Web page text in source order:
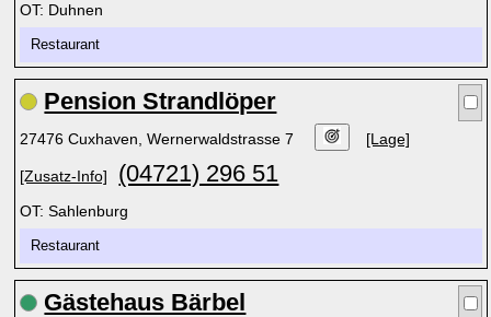
OT: Duhnen
Restaurant
Pension Strandlöper
27476 Cuxhaven, Wernerwaldstrasse 7 [Lage]
[Zusatz-Info] (04721) 296 51
OT: Sahlenburg
Restaurant
Gästehaus Bärbel